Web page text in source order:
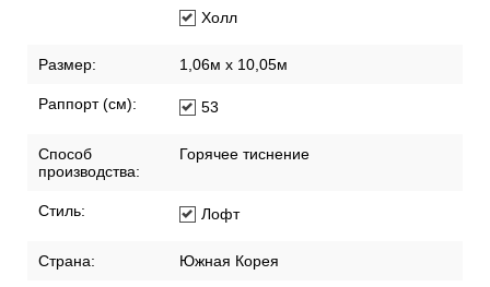
Холл
Размер: 1,06м х 10,05м
Раппорт (см): 53
Способ
производства:
Горячее тиснение
Стиль: Лофт
Страна: Южная Корея